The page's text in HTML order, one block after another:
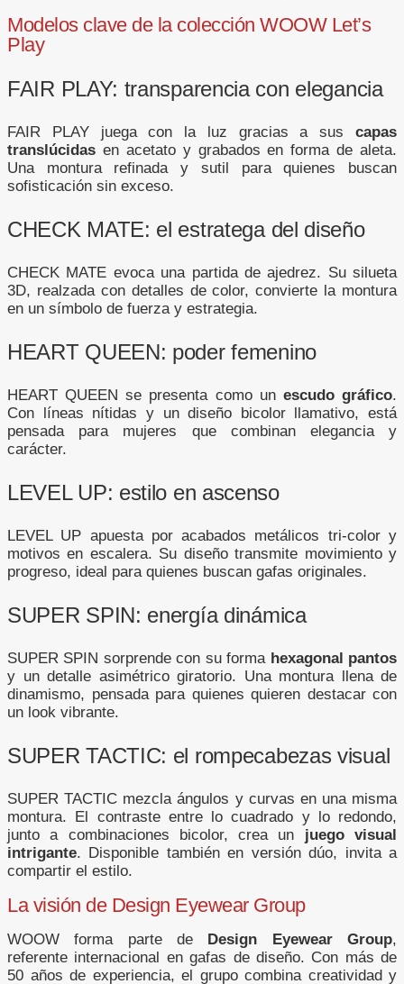
Modelos clave de la colección WOOW Let’s
Play
FAIR PLAY: transparencia con elegancia
FAIR PLAY juega con la luz gracias a sus capas
translúcidas en acetato y grabados en forma de aleta.
Una montura refinada y sutil para quienes buscan
sofisticación sin exceso.
CHECK MATE: el estratega del diseño
CHECK MATE evoca una partida de ajedrez. Su silueta
3D, realzada con detalles de color, convierte la montura
en un símbolo de fuerza y estrategia.
HEART QUEEN: poder femenino
HEART QUEEN se presenta como un escudo gráfico.
Con líneas nítidas y un diseño bicolor llamativo, está
pensada para mujeres que combinan elegancia y
carácter.
LEVEL UP: estilo en ascenso
LEVEL UP apuesta por acabados metálicos tri-color y
motivos en escalera. Su diseño transmite movimiento y
progreso, ideal para quienes buscan gafas originales.
SUPER SPIN: energía dinámica
SUPER SPIN sorprende con su forma hexagonal pantos
y un detalle asimétrico giratorio. Una montura llena de
dinamismo, pensada para quienes quieren destacar con
un look vibrante.
SUPER TACTIC: el rompecabezas visual
SUPER TACTIC mezcla ángulos y curvas en una misma
montura. El contraste entre lo cuadrado y lo redondo,
junto a combinaciones bicolor, crea un juego visual
intrigante. Disponible también en versión dúo, invita a
compartir el estilo.
La visión de Design Eyewear Group
WOOW forma parte de Design Eyewear Group,
referente internacional en gafas de diseño. Con más de
50 años de experiencia, el grupo combina creatividad y